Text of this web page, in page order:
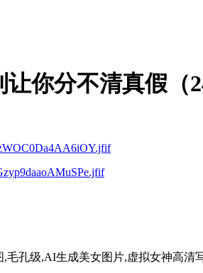
你分不清真假（
毛孔级,AI生成美女图片,虚拟女神高清